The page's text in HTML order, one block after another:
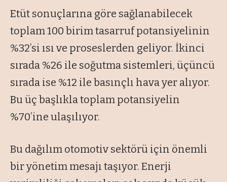
Etüt sonuçlarına göre sağlanabilecek
toplam 100 birim tasarruf potansiyelinin
%32’si ısı ve proseslerden geliyor. İkinci
sırada %26 ile soğutma sistemleri, üçüncü
sırada ise %12 ile basınçlı hava yer alıyor.
Bu üç başlıkla toplam potansiyelin
%70’ine ulaşılıyor.
Bu dağılım otomotiv sektörü için önemli
bir yönetim mesajı taşıyor. Enerji